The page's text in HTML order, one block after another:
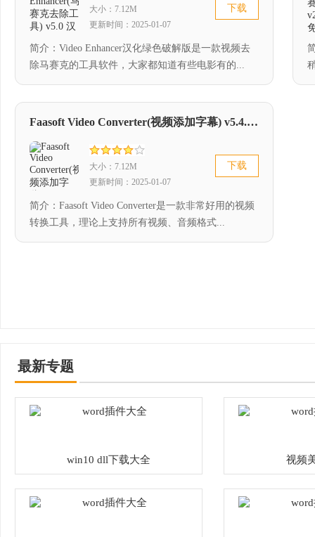
大小：7.12M
更新时间：2025-01-07
下载
简介：Video Enhancer汉化绿色破解版是一款视频去
除马赛克的工具软件，大家都知道有些电影有的...
Faasoft Video Converter(视频添加字幕) v5.4.16 中文版
大小：7.12M
更新时间：2025-01-07
下载
简介：Faasoft Video Converter是一款非常好用的视频
转换工具，理论上支持所有视频、音频格式...
最新专题
win10 dll下载大全 视频